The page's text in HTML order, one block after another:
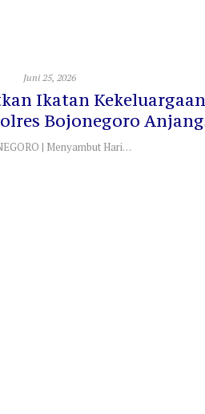
Juni 25, 2026
Ikatan
Bojonegoro
| Menyambut Hari…